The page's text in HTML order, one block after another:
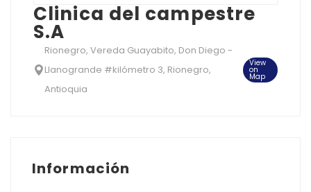
Clinica del campestre
S.A
Rionegro, Vereda Guayabito, Don Diego -
Llanogrande #kilómetro 3, Rionegro,
Antioquia
View
on
Map
Información